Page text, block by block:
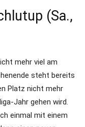
(Sa.,
mehr viel am
steht bereits
Platz nicht mehr
Jahr gehen wird.
einmal mit einem